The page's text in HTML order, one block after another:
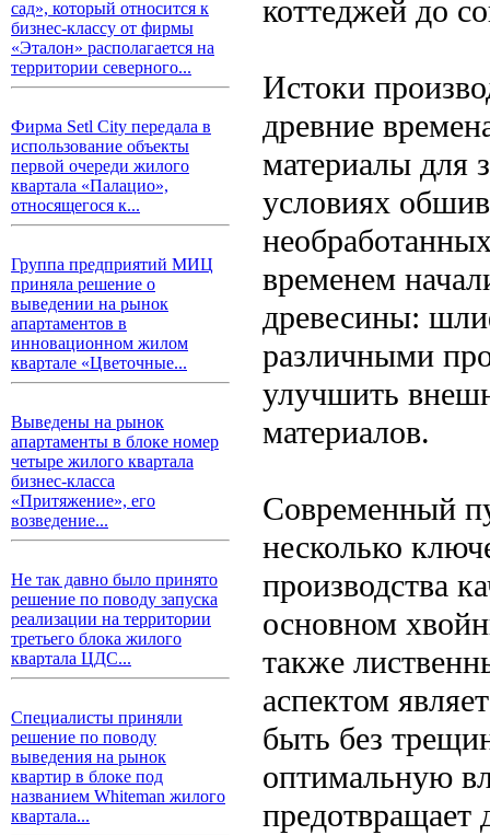
сад», который относится к
бизнес-классу от фирмы
«Эталон» располагается на
территории северного...
Фирма Setl City передала в
использование объекты
первой очереди жилого
квартала «Палацио»,
относящегося к...
Группа предприятий МИЦ
приняла решение о
выведении на рынок
апартаментов в
инновационном жилом
квартале «Цветочные...
Выведены на рынок
апартаменты в блоке номер
четыре жилого квартала
бизнес-класса
«Притяжение», его
возведение...
Не так давно было принято
решение по поводу запуска
реализации на территории
третьего блока жилого
квартала ЦДС...
Специалисты приняли
решение по поводу
выведения на рынок
квартир в блоке под
названием Whiteman жилого
квартала...
коттеджей до
Истоки
древние
материалы
условиях
временем
древесины:
различными
улучшить
материалов.
Современный
несколько
производства
основном
также
аспектом
быть без
оптимальную
предотвращает